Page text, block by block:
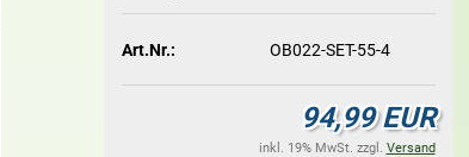
erstellen
vergessen?Art.Nr.: OB022-SET-55-4
94,99 EUR
inkl. 19% MwSt. zzgl. Versand